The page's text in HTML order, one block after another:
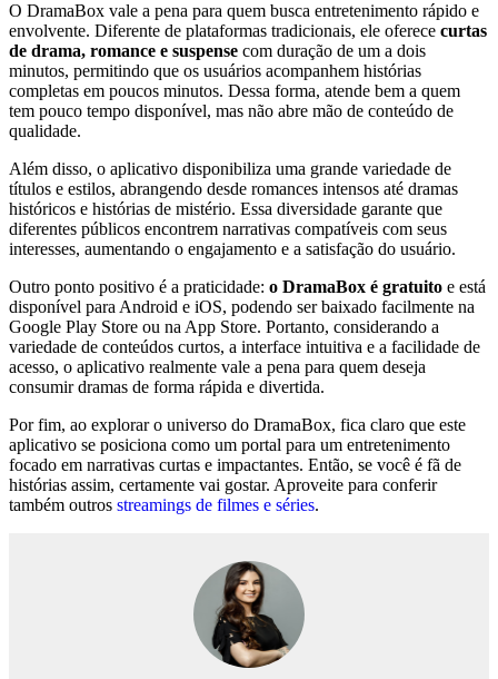
O DramaBox vale a pena para quem busca entretenimento rápido e
envolvente. Diferente de plataformas tradicionais, ele oferece curtas
de drama, romance e suspense com duração de um a dois
minutos, permitindo que os usuários acompanhem histórias
completas em poucos minutos. Dessa forma, atende bem a quem
tem pouco tempo disponível, mas não abre mão de conteúdo de
qualidade.
Além disso, o aplicativo disponibiliza uma grande variedade de
títulos e estilos, abrangendo desde romances intensos até dramas
históricos e histórias de mistério. Essa diversidade garante que
diferentes públicos encontrem narrativas compatíveis com seus
interesses, aumentando o engajamento e a satisfação do usuário.
Outro ponto positivo é a praticidade: o DramaBox é gratuito e está
disponível para Android e iOS, podendo ser baixado facilmente na
Google Play Store ou na App Store. Portanto, considerando a
variedade de conteúdos curtos, a interface intuitiva e a facilidade de
acesso, o aplicativo realmente vale a pena para quem deseja
consumir dramas de forma rápida e divertida.
Por fim, ao explorar o universo do DramaBox, fica claro que este
aplicativo se posiciona como um portal para um entretenimento
focado em narrativas curtas e impactantes. Então, se você é fã de
histórias assim, certamente vai gostar. Aproveite para conferir
também outros streamings de filmes e séries.